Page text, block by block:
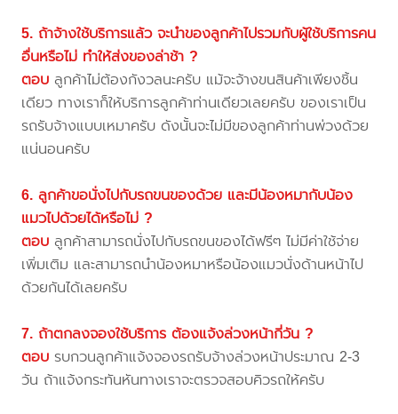
5. ถ้าจ้างใช้บริการแล้ว จะนำของลูกค้าไปรวมกับผู้ใช้บริการคน
อื่นหรือไม่ ทำให้ส่งของล่าช้า ?
ตอบ ลูกค้าไม่ต้องกังวลนะครับ แม้จะจ้างขนสินค้าเพียงชิ้น
เดียว ทางเราก็ให้บริการลูกค้าท่านเดียวเลยครับ ของเราเป็น
รถรับจ้างแบบเหมาครับ ดังนั้นจะไม่มีของลูกค้าท่านพ่วงด้วย
แน่นอนครับ
6. ลูกค้าขอนั่งไปกับรถขนของด้วย และมีน้องหมากับน้อง
แมวไปด้วยได้หรือไม่ ?
ตอบ ลูกค้าสามารถนั่งไปกับรถขนของได้ฟรีๆ ไม่มีค่าใช้จ่าย
เพิ่มเติม และสามารถนำน้องหมาหรือน้องแมวนั่งด้านหน้าไป
ด้วยกันได้เลยครับ
7. ถ้าตกลงจองใช้บริการ ต้องแจ้งล่วงหน้ากี่วัน ?
ตอบ รบกวนลูกค้าแจ้งจองรถรับจ้างล่วงหน้าประมาณ 2-3
วัน ถ้าแจ้งกระทันหันทางเราจะตรวจสอบคิวรถให้ครับ